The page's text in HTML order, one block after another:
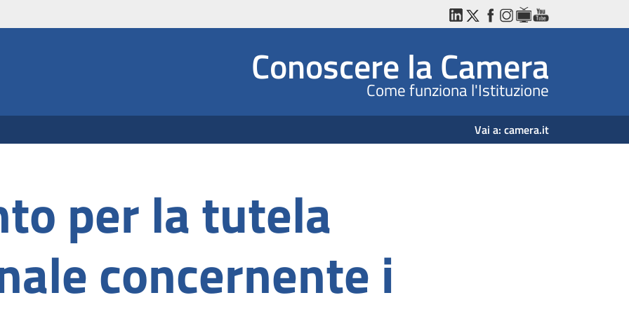
LinkedInTwitterFacebookInstagram
WebTVYouTube
Conoscere la Camera
Come funziona l'Istituzione
Vai a: camera.it
per la tutela
concernente i